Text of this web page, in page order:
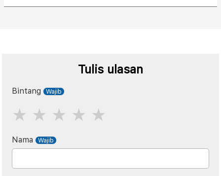
Tulis ulasan
Bintang
Nama